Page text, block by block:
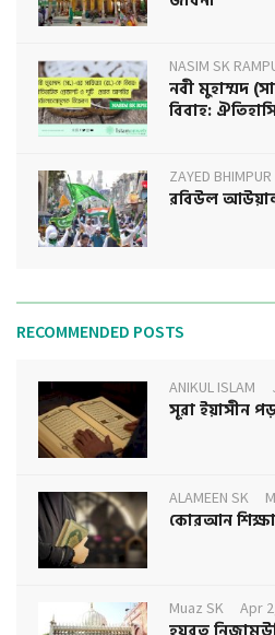
NASIM SK
নবী মুহাম্মদ
বিবাহ:
ZAYED BHIMPUR
রবিউল
RECOMMENDED POSTS
ANIKUL ISLAM
সূরা ইয়াসীন
ALAMEEN SK
কোরআন
Muaz SK Apr